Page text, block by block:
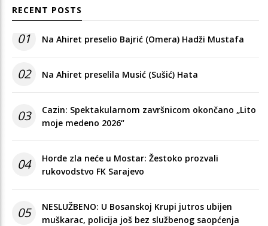
RECENT POSTS
01 Na Ahiret preselio Bajrić (Omera) Hadži Mustafa
02 Na Ahiret preselila Musić (Sušić) Hata
03
Cazin: Spektakularnom završnicom okončano „Lito
moje medeno 2026“
04
Horde zla neće u Mostar: Žestoko prozvali
rukovodstvo FK Sarajevo
05
NESLUŽBENO: U Bosanskoj Krupi jutros ubijen
muškarac, policija još bez službenog saopćenja